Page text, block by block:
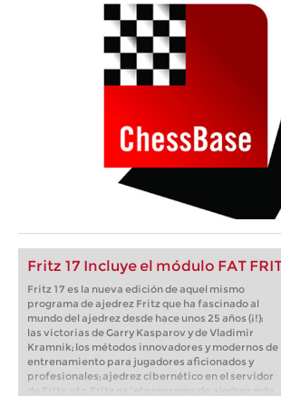
Fritz 17 Incluye el módulo FAT
Fritz 17 es la nueva edición de aquel mismo
programa de ajedrez Fritz que ha fascinado al
mundo del ajedrez desde hace unos 25 años (¡!):
las victorias de Garry Kasparov y de Vladimir
Kramnik; los métodos innovadores y modernos de
entrenamiento para jugadores aficionados y
profesionales; ajedrez cibernético en el servidor